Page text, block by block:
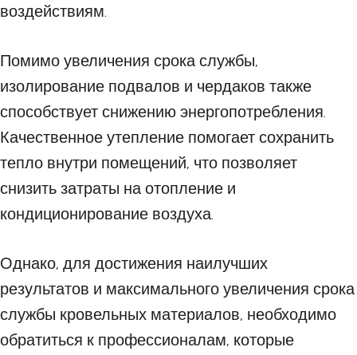
воздействиям.
Помимо увеличения срока службы,
изолирование подвалов и чердаков также
способствует снижению энергопотребления.
Качественное утепление помогает сохранить
тепло внутри помещений, что позволяет
снизить затраты на отопление и
кондиционирование воздуха.
Однако, для достижения наилучших
результатов и максимального увеличения срока
службы кровельных материалов, необходимо
обратиться к профессионалам, которые